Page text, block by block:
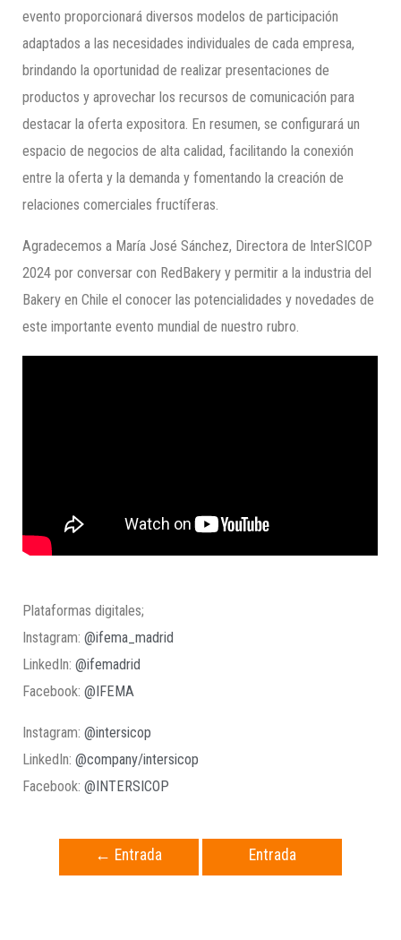
evento proporcionará diversos modelos de participación
adaptados a las necesidades individuales de cada empresa,
brindando la oportunidad de realizar presentaciones de
productos y aprovechar los recursos de comunicación para
destacar la oferta expositora. En resumen, se configurará un
espacio de negocios de alta calidad, facilitando la conexión
entre la oferta y la demanda y fomentando la creación de
relaciones comerciales fructíferas.
Agradecemos a María José Sánchez, Directora de InterSICOP
2024 por conversar con RedBakery y permitir a la industria del
Bakery en Chile el conocer las potencialidades y novedades de
este importante evento mundial de nuestro rubro.
Plataformas digitales;
Instagram:@ifema_madrid
LinkedIn:@ifemadrid
Facebook:@IFEMA
Instagram:@intersicop
LinkedIn:@company/intersicop
Facebook:@INTERSICOP
← Entrada
Entrada